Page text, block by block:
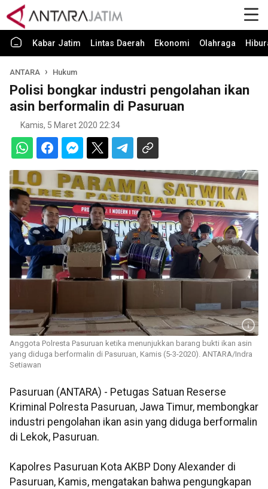
Kabar Jatim Lintas Daerah Ekonomi Olahraga
ANTARA Hukum
Polisi bongkar industri pengolahan ikan
asin berformalin di Pasuruan
Kamis, 5 Maret 2020 22:34
Anggota Polresta Pasuruan ketika menunjukkan barang bukti ikan asin
yang diduga berformalin di Pasuruan, Kamis (5-3-2020). ANTARA/Indra
Setiawan
Pasuruan (ANTARA) - Petugas Satuan Reserse
Kriminal Polresta Pasuruan, Jawa Timur, membongkar
industri pengolahan ikan asin yang diduga berformalin
di Lekok, Pasuruan.
Kapolres Pasuruan Kota AKBP Dony Alexander di
Pasuruan, Kamis, mengatakan bahwa pengungkapan